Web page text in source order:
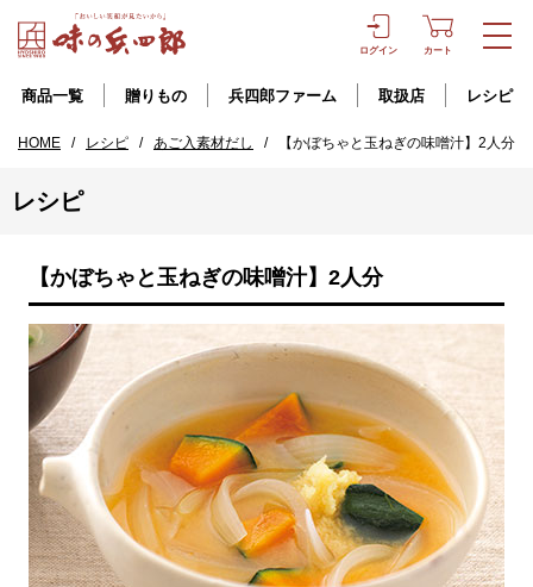
ログイン カート
商品一覧 贈りもの 兵四郎ファーム 取扱店 レシピ
HOME / レシピ / あご入素材だし / 【かぼちゃと玉ねぎの味噌汁】2人分
レシピ
【かぼちゃと玉ねぎの味噌汁】2人分